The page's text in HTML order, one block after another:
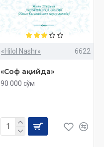
«Hilol Nashr» 6622
«Соф ақийда»
90 000 сўм